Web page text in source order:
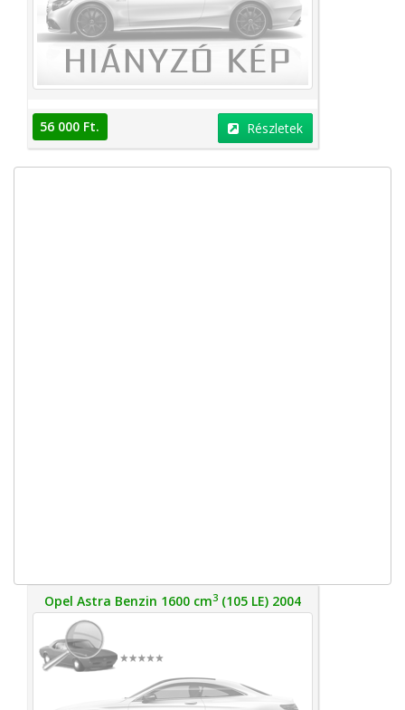
56 000 Ft. Részletek
Opel Astra Benzin 1600 cm3 (105 LE) 2004